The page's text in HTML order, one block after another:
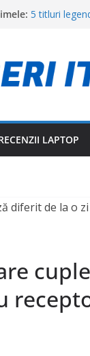
5 titluri
De ce cele
și de bani
De ce
pe care
LAPTOP